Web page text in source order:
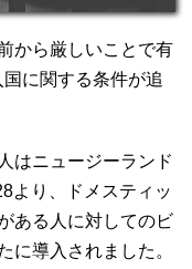
から厳しいことで有
に関する条件が追
はニュージーランド
より、ドメスティッ
ある人に対してのビ
に導入されました。